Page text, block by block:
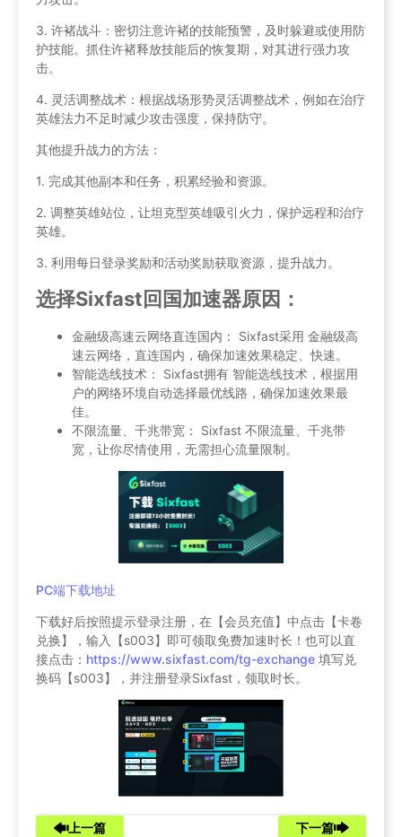
3. 许褚战斗：密切注意许褚的技能预警，及时躲避或使用防
护技能。抓住许褚释放技能后的恢复期，对其进行强力攻
击。
4. 灵活调整战术：根据战场形势灵活调整战术，例如在治疗
英雄法力不足时减少攻击强度，保持防守。
其他提升战力的方法：
1. 完成其他副本和任务，积累经验和资源。
2. 调整英雄站位，让坦克型英雄吸引火力，保护远程和治疗
英雄。
3. 利用每日登录奖励和活动奖励获取资源，提升战力。
选择Sixfast回国加速器原因：
金融级高速云网络直连国内： Sixfast采用 金融级高
速云网络，直连国内，确保加速效果稳定、快速。
智能选线技术： Sixfast拥有 智能选线技术，根据用
户的网络环境自动选择最优线路，确保加速效果最
佳。
不限流量、千兆带宽： Sixfast 不限流量、千兆带
宽，让你尽情使用，无需担心流量限制。
PC端下载地址
下载好后按照提示登录注册，在【会员充值】中点击【卡卷
兑换】，输入【s003】即可领取免费加速时长！也可以直
接点击： https://www.sixfast.com/tg-exchange 填写兑
换码【s003】，并注册登录Sixfast，领取时长。
上一篇 下一篇